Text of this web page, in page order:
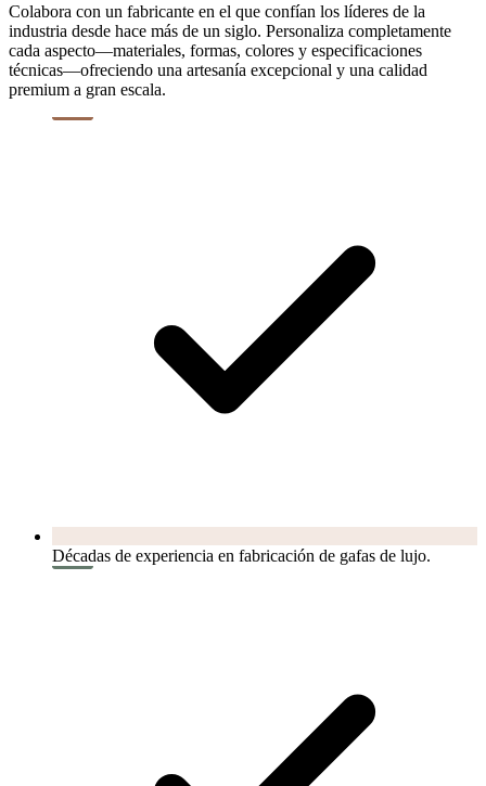
Colabora con un fabricante en el que confían los líderes de la
industria desde hace más de un siglo. Personaliza completamente
cada aspecto—materiales, formas, colores y especificaciones
técnicas—ofreciendo una artesanía excepcional y una calidad
premium a gran escala.
Décadas de experiencia en fabricación de gafas de lujo.